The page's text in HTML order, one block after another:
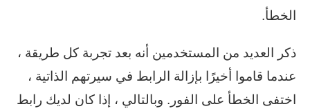
الخطأ.
ذكر العديد من المستخدمين أنه بعد تجربة كل طريقة ،
عندما قاموا أخيرًا بإزالة الرابط في سيرتهم الذاتية ،
اختفى الخطأ على الفور. وبالتالي ، إذا كان لديك رابط